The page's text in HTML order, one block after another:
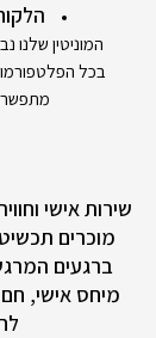
המוניטין שלנו
בכל
שירות אישי
מוכרים
ברגעים
מיחס אישי,